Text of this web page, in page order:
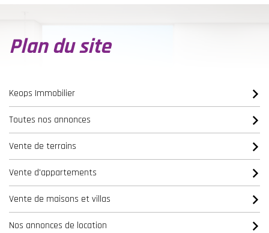
plan du site
Keops Immobilier
Toutes nos annonces
Vente de terrains
Vente d'appartements
Vente de maisons et villas
Nos annonces de location